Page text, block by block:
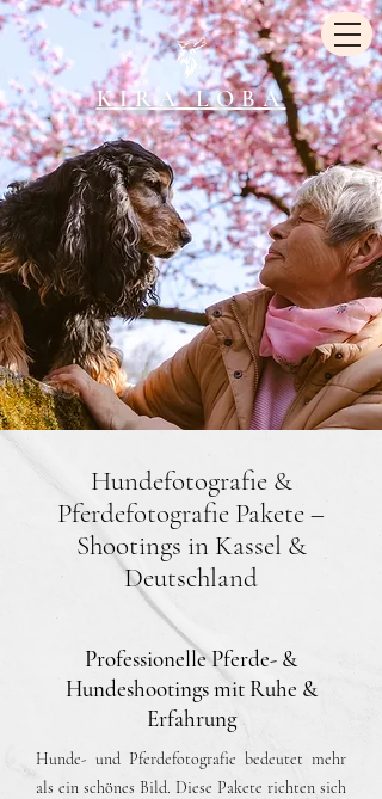
KIRA LOBA
Hundefotografie &
Pferdefotografie Pakete –
Shootings in Kassel &
Deutschland
Professionelle Pferde- &
Hundeshootings mit Ruhe &
Erfahrung
Hunde- und Pferdefotografie bedeutet mehr
als ein schönes Bild. Diese Pakete richten sich